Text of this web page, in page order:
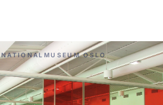
NATIONALMUSEUM OSLO